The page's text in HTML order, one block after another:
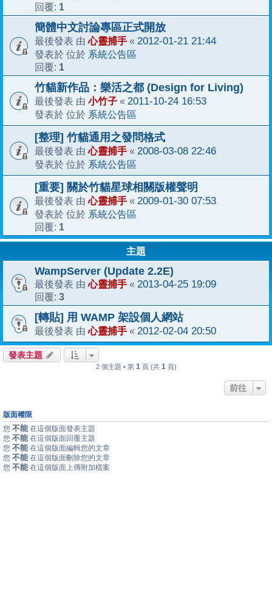
回覆: 1
簡體中文討論專區正式開放
最後發表 由心靈捕手 « 2012-01-21 21:44
發表於 位於 系統公告區
回覆: 1
竹貓新作品：樂活之都 (Design for Living)
最後發表 由 小竹子 « 2011-10-24 16:53
發表於 位於 系統公告區
[整理] 竹貓通用之發問格式
最後發表 由心靈捕手 « 2008-03-08 22:46
發表於 位於 系統公告區
[重要] 關於竹貓星球相關版權聲明
最後發表 由心靈捕手 « 2009-01-30 07:53
發表於 位於 系統公告區
回覆: 1
主題
WampServer (Update 2.2E)
最後發表 由心靈捕手 « 2013-04-25 19:09
回覆: 3
[轉貼] 用 WAMP 架設個人網站
最後發表 由心靈捕手 « 2012-02-04 20:50
發表主題
2 個主題 • 第 1 頁 (共 1 頁)
前往
版面權限
您 不能 在這個版面發表主題
您 不能 在這個版面回覆主題
您 不能 在這個版面編輯您的文章
您 不能 在這個版面刪除您的文章
您 不能 在這個版面上傳附加檔案